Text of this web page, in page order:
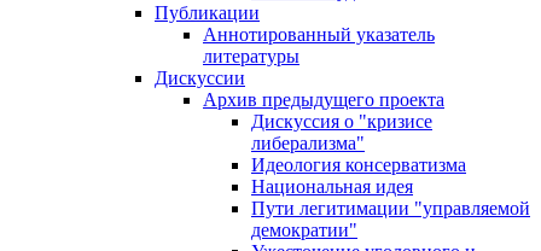
Публикации
Аннотированный указатель
литературы
Дискуссии
Архив предыдущего проекта
Дискуссия о "кризисе
либерализма"
Идеология консерватизма
Национальная идея
Пути легитимации "управляемой
демократии"